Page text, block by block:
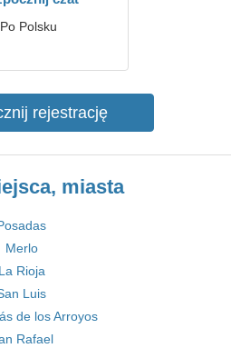
Po Polsku
rejestrację
miasta
Merlo
La Rioja
Luis
de los Arroyos
Rafael